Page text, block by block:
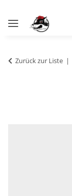
Zurück zur Liste